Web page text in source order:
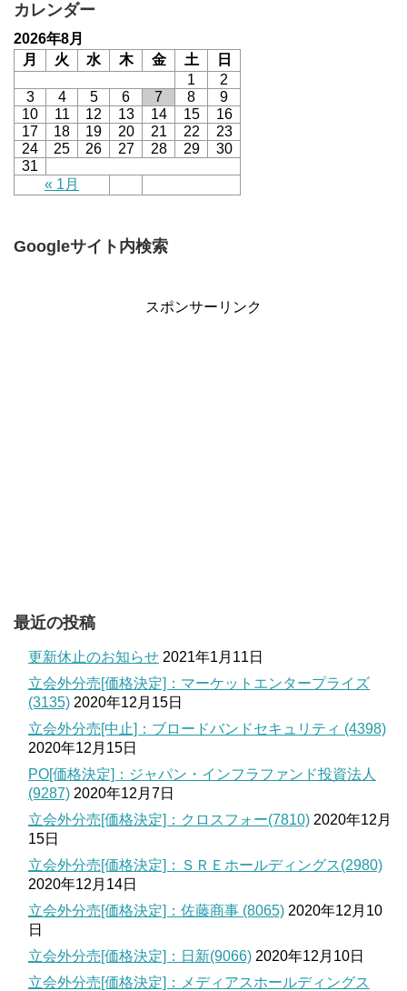
カレンダー
2026年8月
月
火 水 木 金 土 日
« 1月
1
2
3
4 5 6 7 8
9
10
11 12 13 14 15
16
17
18 19 20 21 22
23
24
25 26 27 28 29
30
31
Googleサイト内検索
スポンサーリンク
最近の投稿
更新休止のお知らせ 2021年1月11日
立会外分売[価格決定]：マーケットエンタープライズ
(3135) 2020年12月15日
立会外分売[中止]：ブロードバンドセキュリティ (4398)
2020年12月15日
PO[価格決定]：ジャパン・インフラファンド投資法人
(9287) 2020年12月7日
立会外分売[価格決定]：クロスフォー(7810) 2020年12月
15日
立会外分売[価格決定]：ＳＲＥホールディングス(2980)
2020年12月14日
立会外分売[価格決定]：佐藤商事 (8065) 2020年12月10
日
立会外分売[価格決定]：日新(9066) 2020年12月10日
立会外分売[価格決定]：メディアスホールディングス